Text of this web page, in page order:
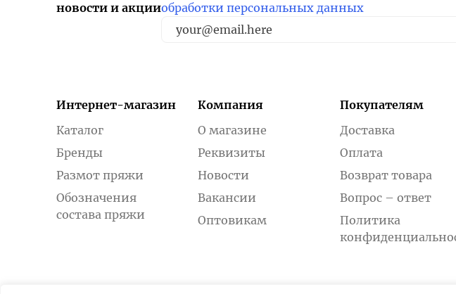
новости и акцииобработки персональных данных
Интернет-магазин
Каталог
Бренды
Размот пряжи
Обозначения
состава пряжи
Компания
О магазине
Реквизиты
Новости
Вакансии
Оптовикам
Покупателям
Доставка
Оплата
Возврат товара
Вопрос – ответ
Политика